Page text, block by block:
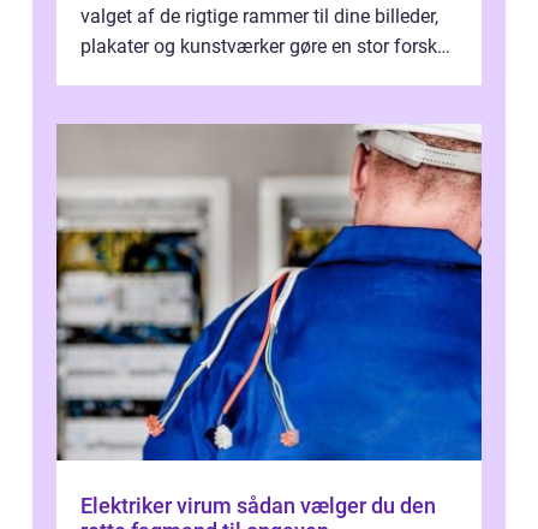
valget af de rigtige rammer til dine billeder,
plakater og kunstværker gøre en stor forskel.
Elektriker virum sådan vælger du den